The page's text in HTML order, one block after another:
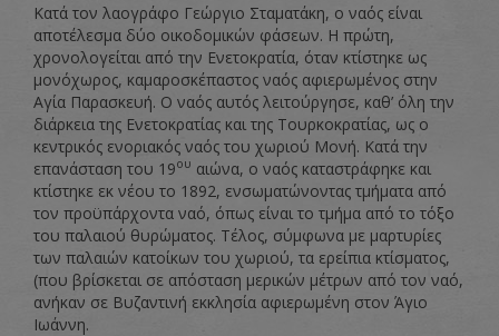
Κατά τον λαογράφο Γεώργιο Σταματάκη, ο ναός είναι
αποτέλεσμα δύο οικοδομικών φάσεων. Η πρώτη,
χρονολογείται από την Ενετοκρατία, όταν κτίστηκε ως
μονόχωρος, καμαροσκέπαστος ναός αφιερωμένος στην
Αγία Παρασκευή. Ο ναός αυτός λειτούργησε, καθ’ όλη την
διάρκεια της Ενετοκρατίας και της Τουρκοκρατίας, ως ο
κεντρικός ενοριακός ναός του χωριού Μονή. Κατά την
επανάσταση του 19ου αιώνα, ο ναός καταστράφηκε και
κτίστηκε εκ νέου το 1892, ενσωματώνοντας τμήματα από
τον προϋπάρχοντα ναό, όπως είναι το τμήμα από το τόξο
του παλαιού θυρώματος. Τέλος, σύμφωνα με μαρτυρίες
των παλαιών κατοίκων του χωριού, τα ερείπια κτίσματος,
(που βρίσκεται σε απόσταση μερικών μέτρων από τον ναό,
ανήκαν σε Βυζαντινή εκκλησία αφιερωμένη στον Άγιο
Ιωάννη.